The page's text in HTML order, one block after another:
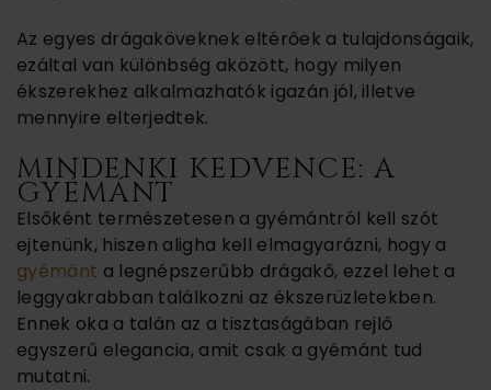
Az egyes drágaköveknek eltérőek a tulajdonságaik,
ezáltal van különbség aközött, hogy milyen
ékszerekhez alkalmazhatók igazán jól, illetve
mennyire elterjedtek.
MINDENKI KEDVENCE: A
GYÉMÁNT
Elsőként természetesen a gyémántról kell szót
ejtenünk, hiszen aligha kell elmagyarázni, hogy a
gyémánt a legnépszerűbb drágakő, ezzel lehet a
leggyakrabban találkozni az ékszerüzletekben.
Ennek oka a talán az a tisztaságában rejlő
egyszerű elegancia, amit csak a gyémánt tud
mutatni.